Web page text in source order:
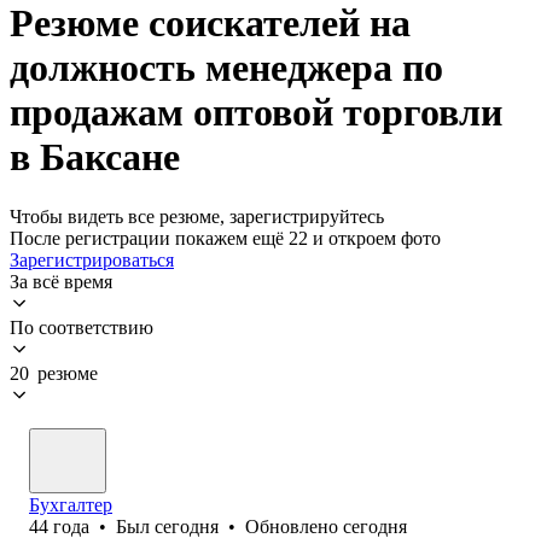
Резюме соискателей на
должность менеджера по
продажам оптовой торговли
в Баксане
Чтобы видеть все резюме, зарегистрируйтесь
После регистрации покажем ещё 22 и откроем фото
Зарегистрироваться
За всё время
По соответствию
20 резюме
Бухгалтер
44 года • Был сегодня • Обновлено сегодня